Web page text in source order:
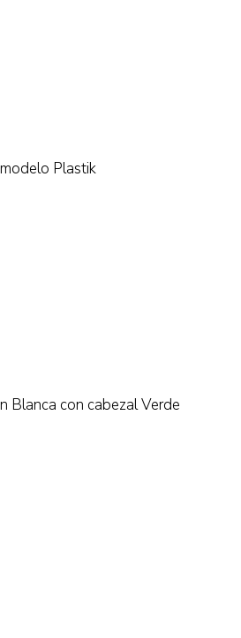
Plastik
Blanca con cabezal Verde